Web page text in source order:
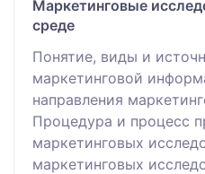
Маркетинговые
среде
Понятие, виды и
маркетинговой
направления
Процедура и процесс
маркетинговых
маркетинговых